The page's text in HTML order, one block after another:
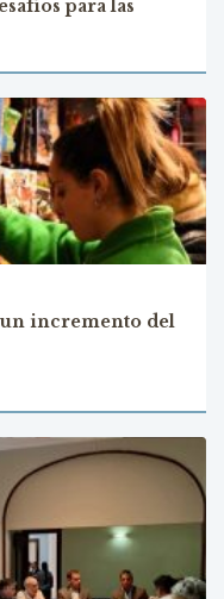
para las
incremento del